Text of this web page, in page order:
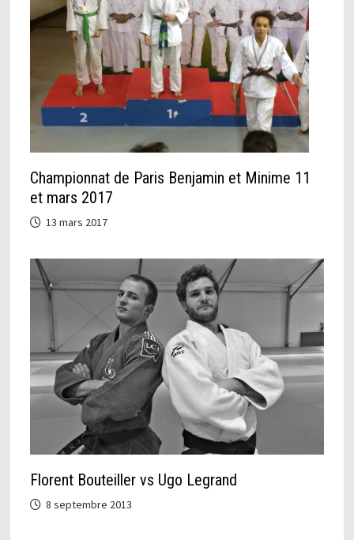
Championnat de Paris Benjamin et Minime 11
et mars 2017
13 mars 2017
Florent Bouteiller vs Ugo Legrand
8 septembre 2013